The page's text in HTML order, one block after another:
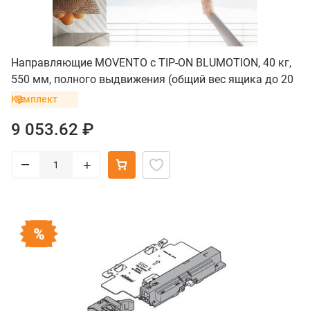
Направляющие MOVENTO с TIP-ON BLUMOTION, 40 кг,
550 мм, полного выдвижения (общий вес ящика до 20
кг), комплект
Комплект
9 053.62 ₽
– +